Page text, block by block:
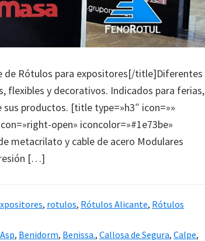
de Rótulos para expositores[/title]Diferentes
flexibles y decorativos. Indicados para ferias,
productos. [title type=»h3″ icon=»»
open» iconcolor=»#1e73be»
metacrilato y cable de acero Modulares
[…]
, rotulos, Rótulos Alicante, Rótulos
Asp, Benidorm, Benissa., Callosa de Segura, Calpe,